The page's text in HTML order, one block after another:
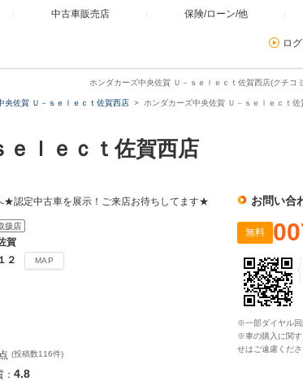
中古車販売店 保険/ローン/他
ロ
ホンダカーズ中央佐賀 Ｕ－ｓｅｌｅｃｔ佐賀西店(クチコ
央佐賀 Ｕ－ｓｅｌｅｃｔ佐賀西店 ホンダカーズ中央佐賀 Ｕ－ｓｅｌｅｃｔ
ｌｅｃｔ佐賀西店
★認定中古車を展示！ご来店お待ちしてます★
扱店
賀
２ MAP
点 (投稿数116件)
4.8
お問い合
無料
※一部ダイヤル回
※車の購入に関す
せはご遠慮くださ